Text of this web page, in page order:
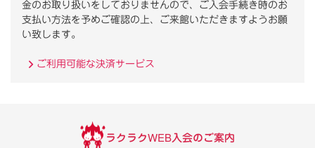
金のお取り扱いをしておりませんので、ご入会手続き時のお
支払い方法を予めご確認の上、ご来館いただきますようお願
い致します。
ご利用可能な決済サービス
ラクラクWEB入会のご案内